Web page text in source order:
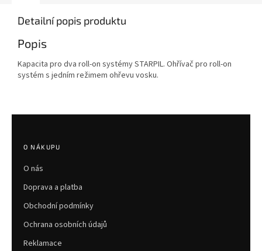
Detailní popis produktu
Popis
Kapacita pro dva roll-on systémy STARPIL. Ohřívač pro roll-on
systém s jedním režimem ohřevu vosku.
O NÁKUPU
O nás
Doprava a platba
Obchodní podmínky
Ochrana osobních údajů
Reklamace